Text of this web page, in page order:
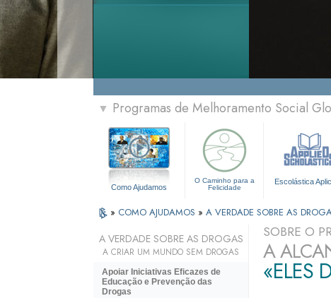
▼ Programas de Melhoramento Social
Como Ajudamos
O Caminho para a
Felicidade
Escolástica
» COMO AJUDAMOS » A VERDADE SOBRE AS
SOBRE O
A
«ELES
A VERDADE SOBRE AS DROGAS
A CRIAR UM MUNDO SEM DROGAS
Apoiar Iniciativas Eficazes de
Educação e Prevenção das
Drogas